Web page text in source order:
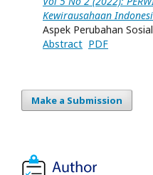
Kewirausahaan
Aspek Perubahan
Abstract PDF
Make a Submission